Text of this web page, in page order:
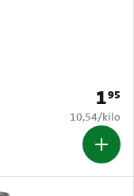
Prijs:
195
€ 10,54 per
10,54/kilo